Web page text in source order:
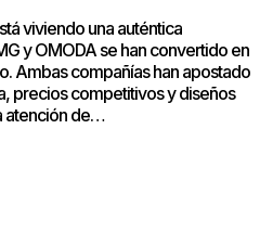
viviendo una auténtica
y OMODA se han convertido en
Ambas compañías han apostado
precios competitivos y diseños
atención de…